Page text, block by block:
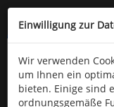
Kompletten Head
Einwilligung zur
Wir verwenden
um Ihnen ein
bieten. Einige sind
ordnungsgemäße